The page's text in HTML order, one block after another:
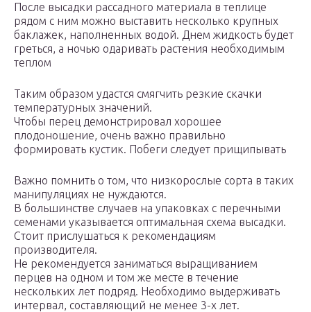
После высадки рассадного материала в теплице
рядом с ним можно выставить несколько крупных
баклажек, наполненных водой. Днем жидкость будет
греться, а ночью одаривать растения необходимым
теплом
Таким образом удастся смягчить резкие скачки
температурных значений.
Чтобы перец демонстрировал хорошее
плодоношение, очень важно правильно
формировать кустик. Побеги следует прищипывать
Важно помнить о том, что низкорослые сорта в таких
манипуляциях не нуждаются.
В большинстве случаев на упаковках с перечными
семенами указывается оптимальная схема высадки.
Стоит прислушаться к рекомендациям
производителя.
Не рекомендуется заниматься выращиванием
перцев на одном и том же месте в течение
нескольких лет подряд. Необходимо выдерживать
интервал, составляющий не менее 3-х лет.